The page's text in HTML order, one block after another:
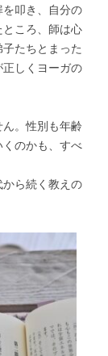
叩き、自分の
ころ、師は心
たちとまった
しくヨーガの
。性別も年齢
のかも、すべ
ら続く教えの